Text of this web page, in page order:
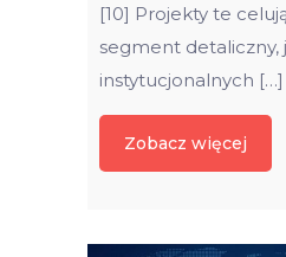
[10] Projekty te
segment detaliczny,
instytucjonalnych […]
Zobacz więcej